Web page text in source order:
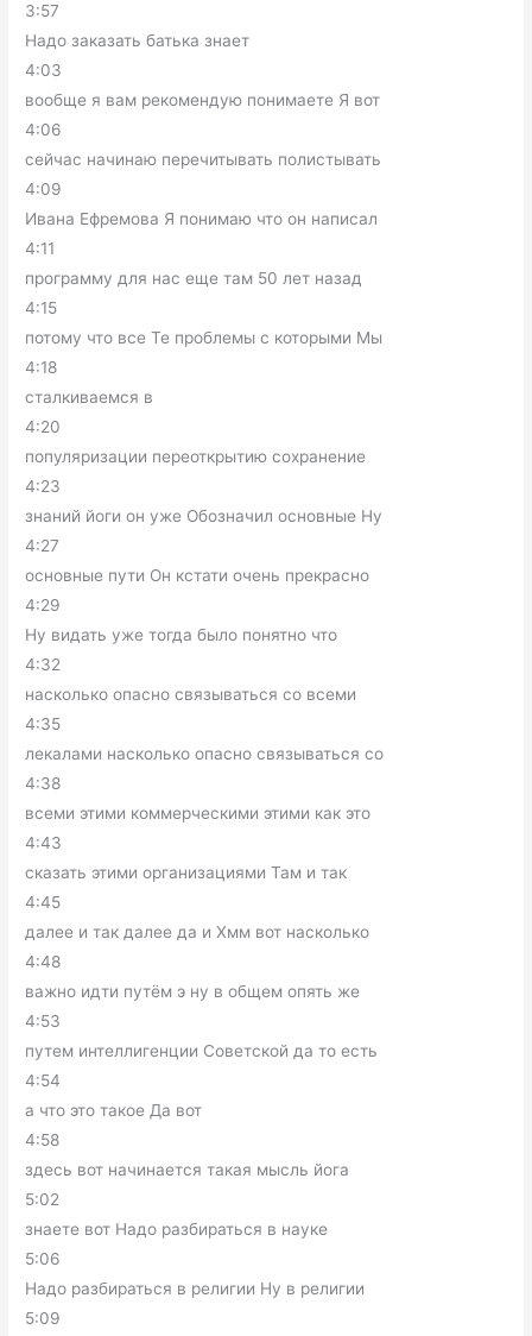
3:57
Надо заказать батька знает
4:03
вообще я вам рекомендую понимаете Я вот
4:06
сейчас начинаю перечитывать полистывать
4:09
Ивана Ефремова Я понимаю что он написал
4:11
программу для нас еще там 50 лет назад
4:15
потому что все Те проблемы с которыми Мы
4:18
сталкиваемся в
4:20
популяризации переоткрытию сохранение
4:23
знаний йоги он уже Обозначил основные Ну
4:27
основные пути Он кстати очень прекрасно
4:29
Ну видать уже тогда было понятно что
4:32
насколько опасно связываться со всеми
4:35
лекалами насколько опасно связываться со
4:38
всеми этими коммерческими этими как это
4:43
сказать этими организациями Там и так
4:45
далее и так далее да и Хмм вот насколько
4:48
важно идти путём э ну в общем опять же
4:53
путем интеллигенции Советской да то есть
4:54
а что это такое Да вот
4:58
здесь вот начинается такая мысль йога
5:02
знаете вот Надо разбираться в науке
5:06
Надо разбираться в религии Ну в религии
5:09